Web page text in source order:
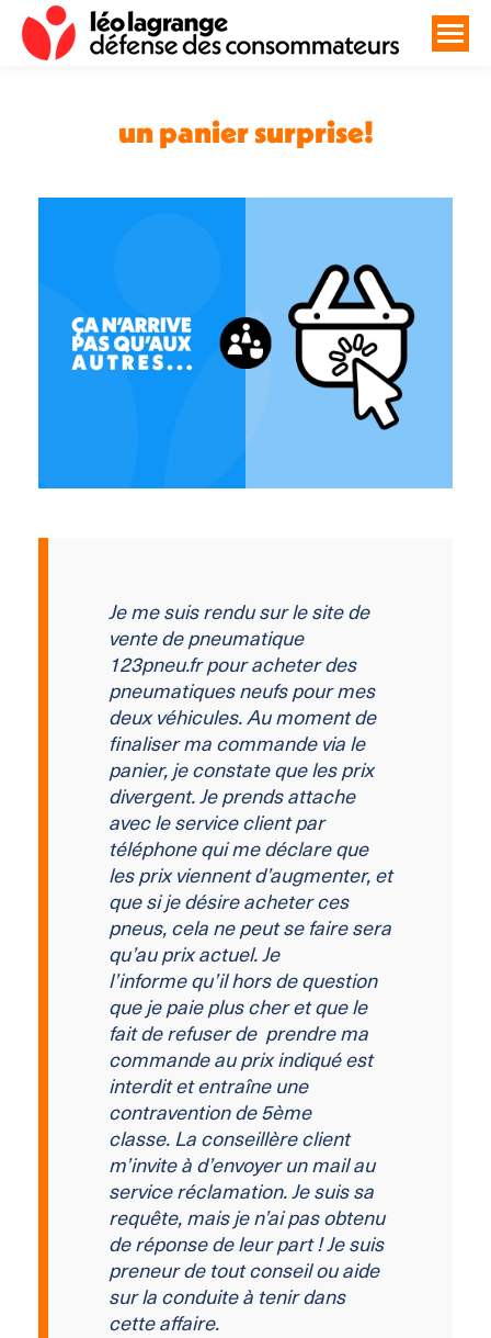
un panier surprise!
Je me suis rendu sur le site de
vente de pneumatique
123pneu.fr pour acheter des
pneumatiques neufs pour mes
deux véhicules. Au moment de
finaliser ma commande via le
panier, je constate que les prix
divergent. Je prends attache
avec le service client par
téléphone qui me déclare que
les prix viennent d’augmenter, et
que si je désire acheter ces
pneus, cela ne peut se faire sera
qu’au prix actuel. Je
l’informe qu’il hors de question
que je paie plus cher et que le
fait de refuser de prendre ma
commande au prix indiqué est
interdit et entraîne une
contravention de 5ème
classe.La conseillère client
m’invite à d’envoyer un mail au
service réclamation. Je suis sa
requête, mais je n’ai pas obtenu
de réponse de leur part ! Je suis
preneur de tout conseil ou aide
sur la conduite à tenir dans
cette affaire.